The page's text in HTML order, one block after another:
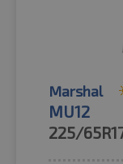
Marshal
MU12
225/